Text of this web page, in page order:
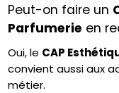
Peut-on faire un
Parfumerie en
Oui, le CAP
convient aussi aux
métier.